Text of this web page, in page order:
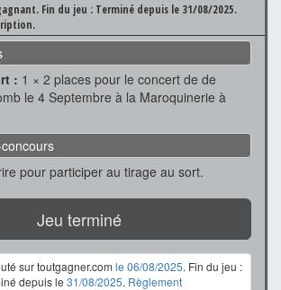
Fin du jeu : Terminé depuis le 31/08/2025.
: 1 × 2 places pour le concert de de
le 4 Septembre à la Maroquinerie à
pour participer au tirage au sort.
Jeu terminé
sur toutgagner.com le 06/08/2025. Fin du jeu :
depuis le 31/08/2025. Règlement